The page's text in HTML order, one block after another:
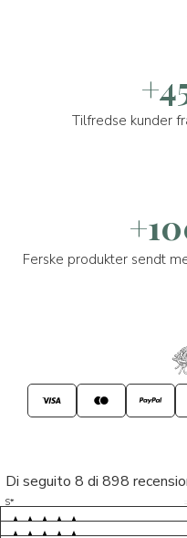
Tilfredse kunder
Ferske produkter sendt
Di seguito 8 di 898
S* 5/5
LP 5/5
M* 5/5